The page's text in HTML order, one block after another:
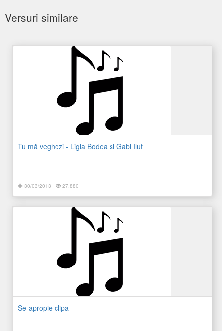
Versuri similare
Tu mă veghezi - Ligia Bodea si Gabi Ilut
30/03/2013 27.880
Se-apropie clipa